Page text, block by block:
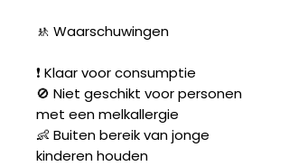
🚸 Waarschuwingen
❗ Klaar voor consumptie
🚫 Niet geschikt voor personen
met een melkallergie
👶 Buiten bereik van jonge
kinderen houden